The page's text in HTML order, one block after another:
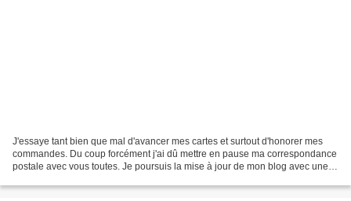
J'essaye tant bien que mal d'avancer mes cartes et surtout d'honorer mes
commandes. Du coup forcément j'ai dû mettre en pause ma correspondance
postale avec vous toutes. Je poursuis la mise à jour de mon blog avec une